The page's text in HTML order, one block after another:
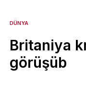
DÜNYA
Britaniya
görüşüb